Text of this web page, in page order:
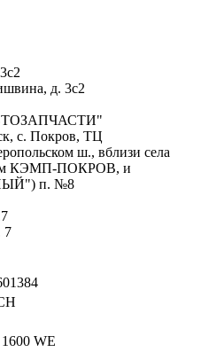
д. 3с2
c. Покров, ТЦ
ш., вблизи села
КЭМП-ПОКРОВ, и
п. №8
7
WE